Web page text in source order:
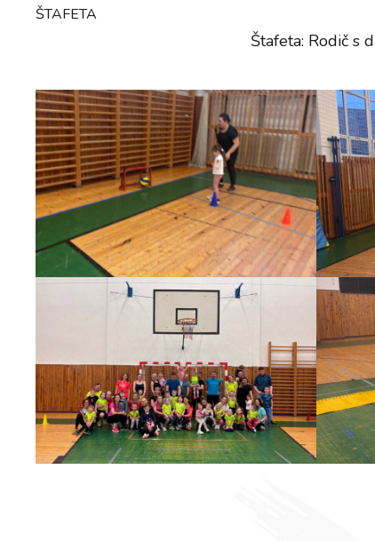
ŠTAFETA
Štafeta: Rodič s